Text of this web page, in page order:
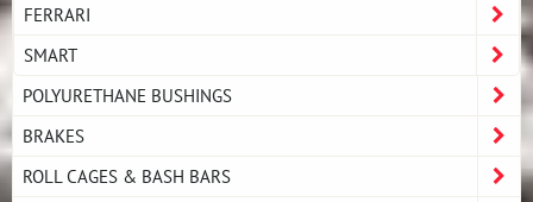
FERRARI
SMART
POLYURETHANE BUSHINGS
BRAKES
ROLL CAGES & BASH BARS